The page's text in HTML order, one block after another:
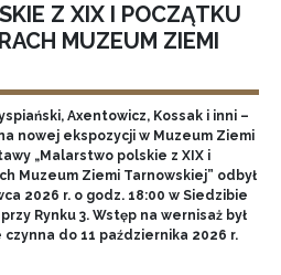
Z XIX I POCZĄTKU
MUZEUM ZIEMI
Axentowicz, Kossak i inni –
nowej ekspozycji w Muzeum Ziemi
„Malarstwo polskie z XIX i
Muzeum Ziemi Tarnowskiej” odbył
2026 r. o godz. 18:00 w Siedzibie
Rynku 3. Wstęp na wernisaż był
do 11 października 2026 r.